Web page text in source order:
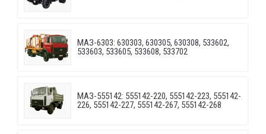
МАЗ-6303: 630303, 630305, 630308, 533602,
533603, 533605, 533608, 533702
МАЗ-555142: 555142-220, 555142-223, 555142-
226, 555142-227, 555142-267, 555142-268